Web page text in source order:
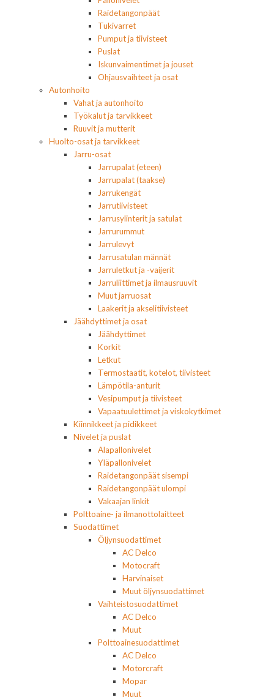
Raidetangonpäät
Tukivarret
Pumput ja tiivisteet
Puslat
Iskunvaimentimet ja jouset
Ohjausvaihteet ja osat
Autonhoito
Vahat ja autonhoito
Työkalut ja tarvikkeet
Ruuvit ja mutterit
Huolto-osat ja tarvikkeet
Jarru-osat
Jarrupalat (eteen)
Jarrupalat (taakse)
Jarrukengät
Jarrutiivisteet
Jarrusylinterit ja satulat
Jarrurummut
Jarrulevyt
Jarrusatulan männät
Jarruletkut ja -vaijerit
Jarruliittimet ja ilmausruuvit
Muut jarruosat
Laakerit ja akselitiivisteet
Jäähdyttimet ja osat
Jäähdyttimet
Korkit
Letkut
Termostaatit, kotelot, tiivisteet
Lämpötila-anturit
Vesipumput ja tiivisteet
Vapaatuulettimet ja viskokytkimet
Kiinnikkeet ja pidikkeet
Nivelet ja puslat
Alapallonivelet
Yläpallonivelet
Raidetangonpäät sisempi
Raidetangonpäät ulompi
Vakaajan linkit
Polttoaine- ja ilmanottolaitteet
Suodattimet
Öljynsuodattimet
AC Delco
Motocraft
Harvinaiset
Muut öljynsuodattimet
Vaihteistosuodattimet
AC Delco
Muut
Polttoainesuodattimet
AC Delco
Motorcraft
Mopar
Muut